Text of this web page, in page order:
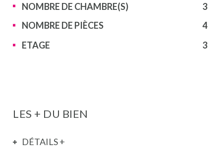
NOMBRE DE CHAMBRE(S)
3
NOMBRE DE PIÈCES
4
ETAGE
3
LES + DU BIEN
DÉTAILS +